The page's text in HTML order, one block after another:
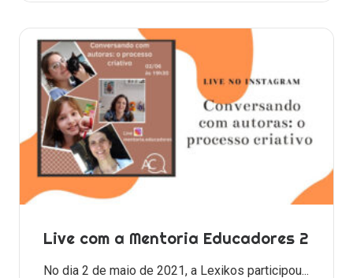
Live com a Mentoria Educadores 2
No dia 2 de maio de 2021, a Lexikos participou...